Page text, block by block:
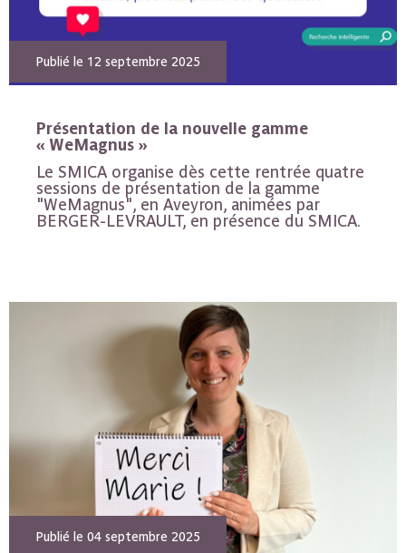
Publié le 12 septembre 2025
Présentation de la nouvelle gamme
« WeMagnus »
Le SMICA organise dès cette rentrée quatre
sessions de présentation de la gamme
"WeMagnus", en Aveyron, animées par
BERGER-LEVRAULT, en présence du SMICA.
Publié le 04 septembre 2025